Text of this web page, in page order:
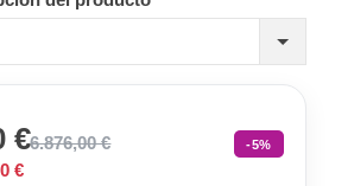
€6.876,00 € -5%
€